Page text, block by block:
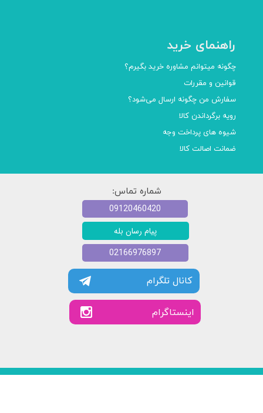
راهنمای خرید
چگونه میتوانم مشاوره خرید بگیرم؟
قوانین و مقررات
سفارش من چگونه ارسال می‌شود؟
رویه برگرداندن کالا
شیوه های پرداخت وجه
ضمانت اصالت کالا
شماره تماس:
کانال تلگرام
​​اینستاگرام
پیام رسان بله
09120460420
02166976897